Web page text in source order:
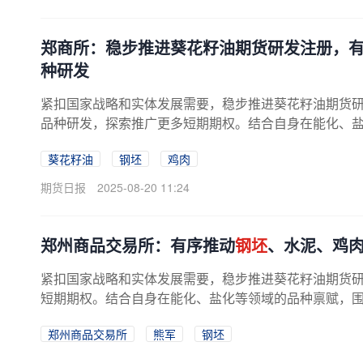
郑商所：稳步推进葵花籽油期货研发注册，
种研发
紧扣国家战略和实体发展需要，稳步推进葵花籽油期货
品种研发，探索推广更多短期期权。结合自身在能化、
葵花籽油 钢坯
鸡肉
期货日报
2025-08-20 11:24
郑州商品交易所：有序推动钢坯、水泥、鸡
紧扣国家战略和实体发展需要，稳步推进葵花籽油期货
短期期权。结合自身在能化、盐化等领域的品种禀赋，
郑州商品交易所 熊军
钢坯